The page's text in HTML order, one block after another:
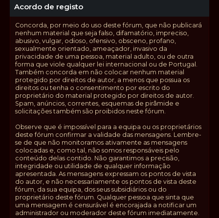
Acordo de registo
Concorda, por meio do uso deste fórum, que não publicará
nenhum material que seja falso, difamatório, impreciso,
abusivo, vulgar, odioso, ofensivo, obsceno, profano,
sexualmente orientado, ameaçador, invasivo da
privacidade de uma pessoa, material adulto, ou de outra
forma que viole qualquer lei internacional ou de Portugal.
Também concorda em não colocar nenhum material
protegido por direitos de autor, a menos que possua os
direitos ou tenha o consentimento por escrito do
proprietário do material protegido por direitos de autor.
Spam, anúncios, correntes, esquemas de pirâmide e
solicitações também são proibidos neste fórum.
Observe que é impossível para a equipa ou os proprietários
deste fórum confirmar a validade das mensagens. Lembre-
se de que não monitoramos ativamente as mensagens
colocadas e, como tal, não somos responsáveis pelo
conteúdo delas contido. Não garantimos a precisão,
integridade ou utilidade de qualquer informação
apresentada. As mensagens expressam os pontos de vista
do autor, e não necessariamente os pontos de vista deste
fórum, da sua equipa, dos seus subsidiários ou do
proprietário deste fórum. Qualquer pessoa que sinta que
uma mensagem é censurável é encorajada a notificar um
administrador ou moderador deste fórum imediatamente.